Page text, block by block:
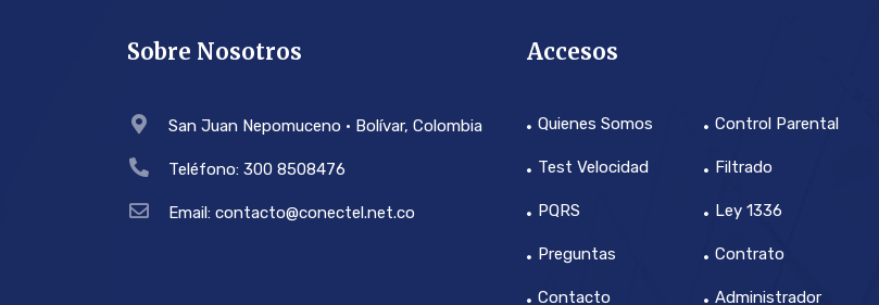
Sobre Nosotros
San Juan Nepomuceno • Bolívar, Colombia
Teléfono: 300 8508476
Email: contacto@conectel.net.co
Accesos
Quienes Somos
Test Velocidad
PQRS
Preguntas
Contacto
Control Parental
Filtrado
Ley 1336
Contrato
Administrador